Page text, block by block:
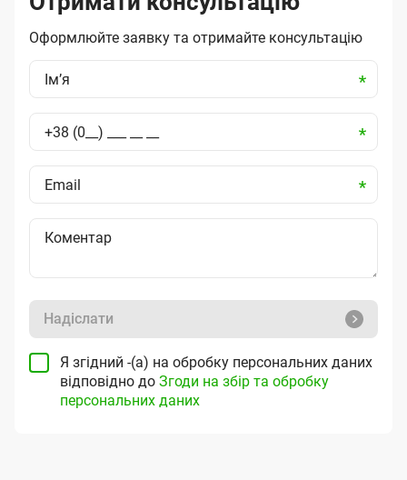
Оформлюйте заявку та отримайте консультацію
Надіслати
Я згідний -(а) на обробку персональних даних
відповідно до Згоди на збір та обробку
персональних даних